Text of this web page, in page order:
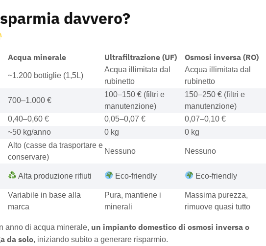
davvero?
Acqua minerale Ultrafiltrazione (UF)
Osmosi inversa (RO)
~1.200 bottiglie (1,5L)
Acqua illimitata dal
rubinetto
Acqua illimitata dal
rubinetto
700–1.000 €
100–150 € (filtri e
manutenzione)
150–250 € (filtri e
manutenzione)
0,40–0,60 € 0,05–0,07 € 0,07–0,10 €
~50 kg/anno 0 kg 0 kg
Alto (casse da trasportare e
conservare)
Nessuno Nessuno
Alta produzione rifiuti Eco-friendly Eco-friendly
Variabile in base alla
marca
Pura, mantiene i
minerali
Massima purezza,
rimuove quasi tutto
anno di acqua minerale, un impianto domestico di osmosi inversa o
da solo, iniziando subito a generare risparmio.